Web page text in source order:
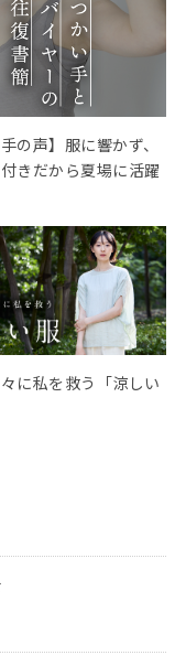
手の声】服に響かず、
きだから夏場に活躍
に私を救う「涼しい